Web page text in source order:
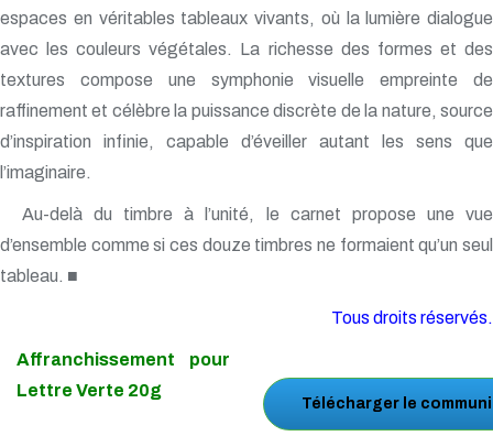
espaces en véritables tableaux vivants, où la lumière dialogue
avec les couleurs végétales. La richesse des formes et des
textures compose une symphonie visuelle empreinte de
raffinement et célèbre la puissance discrète de la nature, source
d’inspiration infinie, capable d’éveiller autant les sens que
l’imaginaire.
Au-delà du timbre à l’unité, le carnet propose une vue
d’ensemble comme si ces douze timbres ne formaient qu’un seul
tableau. ■
Tous droits réservés.
Affranchissement pour
Lettre Verte 20g
Télécharger le